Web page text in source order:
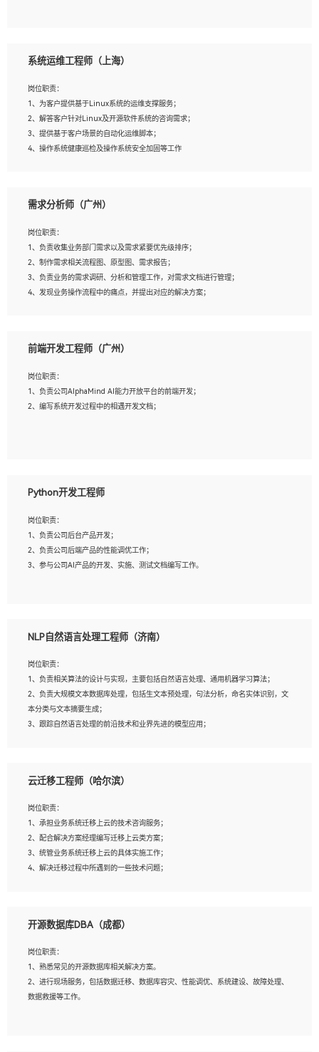
2、熟练使用After Effect、Photo Shop、熟练掌握视频剪辑和特效包装软件；
4、在剪辑上会思考，有一定编导思维；
5、踏实， 勤奋，愿意在工作中不断学习，提高自我；
6、能与同事友好相处。
系统运维工程师（上海）
岗位职责：
1、为客户提供基于Linux系统的运维支撑服务；
2、解答客户针对Linux及开源软件系统的咨询需求；
3、提供基于客户场景的自动化运维脚本；
4、操作系统健康巡检及操作系统安全加固等工作
1、全日制本科计算机相关专业毕业，3年以上相关工作经验；
3、熟练使用脚本语言，shell/python任一种，熟练使用Ansible
4、熟悉linux常见服务、中间件的基本原理、部署以及故障处理，如：Mysql、
Apache、Nginx、Zabbix、Kafka等
5、熟悉主流虚拟化技术，如：VMware、KVM
6、具备网络方面的基础知识，熟悉常见的网络协议，如TCP/IP，转发原理，路由优
8、有良好的文档编写能力和沟通能力，有RHCE证书优先
需求分析师（广州）
岗位职责：
1、负责收集业务部门需求以及需求紧要优先级排序；
2、制作需求相关流程图、原型图、需求报告；
3、负责业务的需求调研、分析和管理工作，对需求文档进行管理；
4、发现业务操作流程中的痛点，并提出对应的解决方案；
岗位要求：
2、熟悉产品及需求规划工具，如:Axure、Xmind、MS Project等；
3、具备良好的交流协调能力，有较强的责任感、工作积极主动；
4、有较强的系统需求分析、文档编写能力、沟通能力；
前端开发工程师（广州）
岗位职责：
1、负责公司AlphaMind AI能力开放平台的前端开发；
2、编写系统开发过程中的相遇开发文档；
3、熟悉react/vue/angular任何一种前端框架，熟悉react优先；
5、善于沟通，具有团队意识；
Python开发工程师
岗位职责：
1、负责公司后台产品开发；
2、负责公司后端产品的性能调优工作；
3、参与公司AI产品的开发、实施、测试文档编写工作。
验的更佳；
3、熟悉数据库开发，熟悉Mysql、Oracle、MongoDb数据库应用开发其中一种；
4、熟悉Python Wed框架（Django/Flask...）代码能力优秀，熟悉编码规范和具备
良好的文档编写能力）；
5、沟通表达能力强，具备团队协作能力。
NLP自然语言处理工程师（济南）
岗位职责：
1、负责相关算法的设计与实现，主要包括自然语言处理、通用机器学习算法；
2、负责大规模文本数据库处理，包括生文本预处理，句法分析，命名实体识别，文
本分类与文本摘要生成；
3、跟踪自然语言处理的前沿技术和业界先进的模型应用；
岗位要求：
2、熟悉tensorflow，keras，pytorch等常规深度学习框架，快速根据客户需求实现
有效的模型；
3、熟悉掌握至少一种编程语言，如：Python，Java；
4、 熟悉NLP相关算法与实现；
5、至少有一次及以上问答系统的项目实践，熟悉问答系统全流程开发者优先；
云迁移工程师（哈尔滨）
岗位职责：
1、承担业务系统迁移上云的技术咨询服务；
2、配合解决方案经理编写迁移上云类方案；
3、统管业务系统迁移上云的具体实施工作；
4、解决迁移过程中所遇到的一些技术问题；
1、专科及以上学历，三年以上工作经验，计算机等相关专业；
3、熟悉常见操作系统、存储、网络、 IO 等相关原理；
4、具有迁移工具实操经验，具备P2V、V2V迁移能力；
5、熟练华为、VMware虚拟化、云计算及云存储技术；
6、熟悉主流数据库、应用服务器、中间件部署架构和运维方法；
开源数据库DBA（成都）
岗位职责：
1、熟悉常见的开源数据库相关解决方案。
2、进行现场服务，包括数据迁移、数据库容灾、性能调优、系统建设、故障处理、
数据救援等工作。